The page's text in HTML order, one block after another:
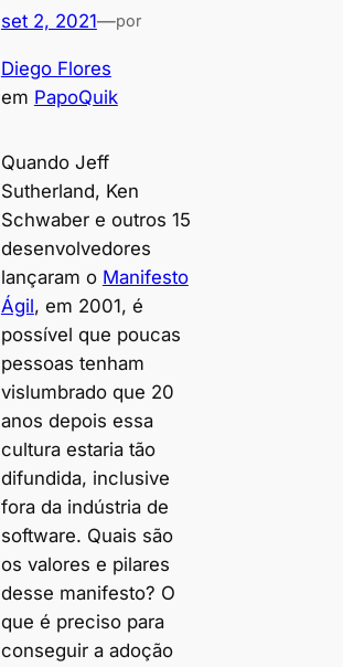
set 2, 2021—por
Diego Flores
em PapoQuik
Quando Jeff
Sutherland, Ken
Schwaber e outros 15
desenvolvedores
lançaram o Manifesto
Ágil, em 2001, é
possível que poucas
pessoas tenham
vislumbrado que 20
anos depois essa
cultura estaria tão
difundida, inclusive
fora da indústria de
software. Quais são
os valores e pilares
desse manifesto? O
que é preciso para
conseguir a adoção